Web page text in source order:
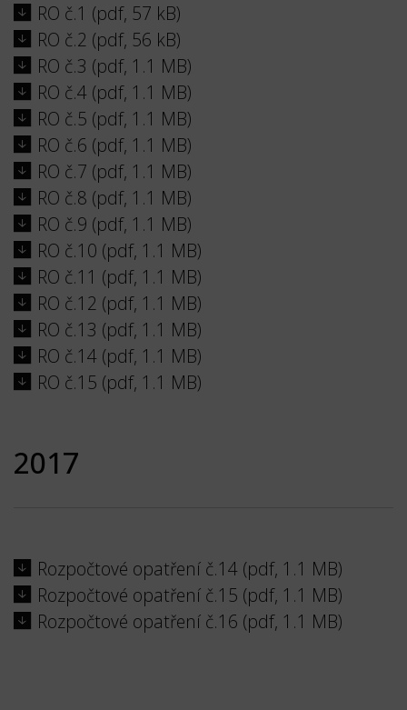
RO č.1 (pdf, 57 kB)
RO č.2 (pdf, 56 kB)
RO č.3 (pdf, 1.1 MB)
RO č.4 (pdf, 1.1 MB)
RO č.5 (pdf, 1.1 MB)
RO č.6 (pdf, 1.1 MB)
RO č.7 (pdf, 1.1 MB)
RO č.8 (pdf, 1.1 MB)
RO č.9 (pdf, 1.1 MB)
RO č.10 (pdf, 1.1 MB)
RO č.11 (pdf, 1.1 MB)
RO č.12 (pdf, 1.1 MB)
RO č.13 (pdf, 1.1 MB)
RO č.14 (pdf, 1.1 MB)
RO č.15 (pdf, 1.1 MB)
2017
Rozpočtové opatření č.14 (pdf, 1.1 MB)
Rozpočtové opatření č.15 (pdf, 1.1 MB)
Rozpočtové opatření č.16 (pdf, 1.1 MB)